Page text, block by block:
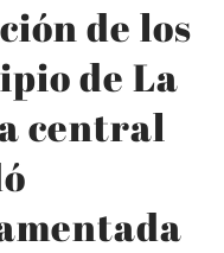
de los
de La
central